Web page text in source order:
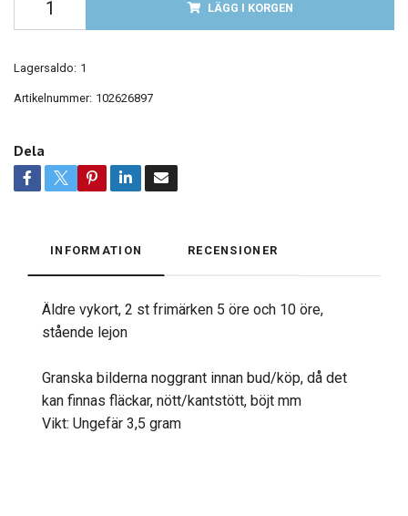
LÄGG I KORGEN
Lagersaldo: 1
Artikelnummer: 102626897
Dela
INFORMATION RECENSIONER
Äldre vykort, 2 st frimärken 5 öre och 10 öre,
stående lejon
Granska bilderna noggrant innan bud/köp, då det
kan finnas fläckar, nött/kantstött, böjt mm
Vikt: Ungefär 3,5 gram